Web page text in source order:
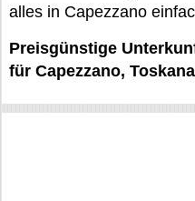
alles in Capezzano
Preisgünstige
für Capezzano, Toskana